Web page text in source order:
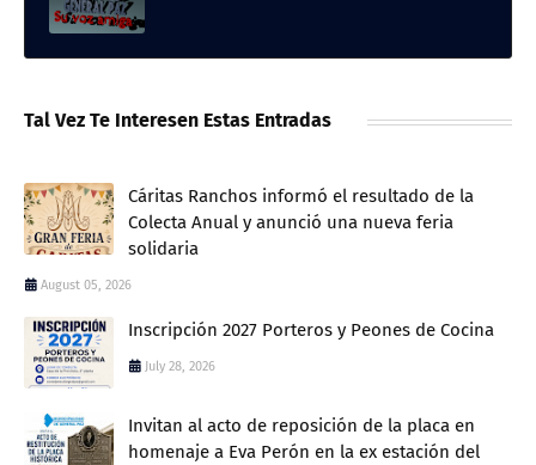
Tal Vez Te Interesen Estas Entradas
Cáritas Ranchos informó el resultado de la
Colecta Anual y anunció una nueva feria
solidaria
August 05, 2026
Inscripción 2027 Porteros y Peones de Cocina
July 28, 2026
Invitan al acto de reposición de la placa en
homenaje a Eva Perón en la ex estación del